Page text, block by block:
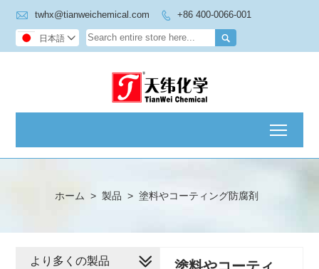
 twhx@tianweichemical.com  +86 400-0066-001

日本語 
ホーム > 製品 > 塗料やコーティング防腐剤
塗料やコーティ
より多くの製品